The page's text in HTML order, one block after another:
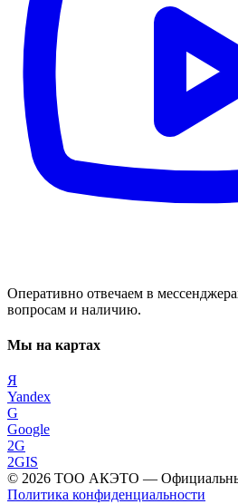
Оперативно отвечаем в
вопросам и наличию.
Мы на картах
Я
Yandex
G
Google
2G
2GIS
© 2026 ТОО АКЭТО —
Политика конфиденциальности